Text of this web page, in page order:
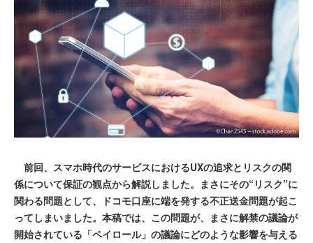
前回、スマホ時代のサービスにおけるUXの追求とリスクの関
係について保証の観点から解説しました。まさにその“リスク”に
関わる問題として、ドコモ口座に端を発する不正送金問題が起こ
ってしまいました。本稿では、この問題が、まさに解禁の議論が
開始されている「ペイロール」の議論にどのような影響を与える